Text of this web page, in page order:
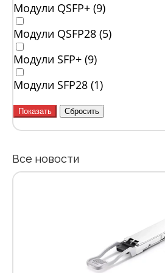
Модули QSFP+ (9)
Модули QSFP28 (5)
Модули SFP+ (9)
Модули SFP28 (1)
Все новости